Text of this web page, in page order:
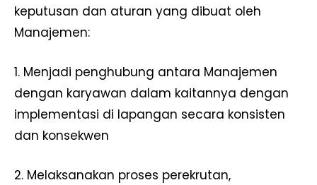
keputusan dan aturan yang dibuat oleh
Manajemen:
1. Menjadi penghubung antara Manajemen
dengan karyawan dalam kaitannya dengan
implementasi di lapangan secara konsisten
dan konsekwen
2. Melaksanakan proses perekrutan,